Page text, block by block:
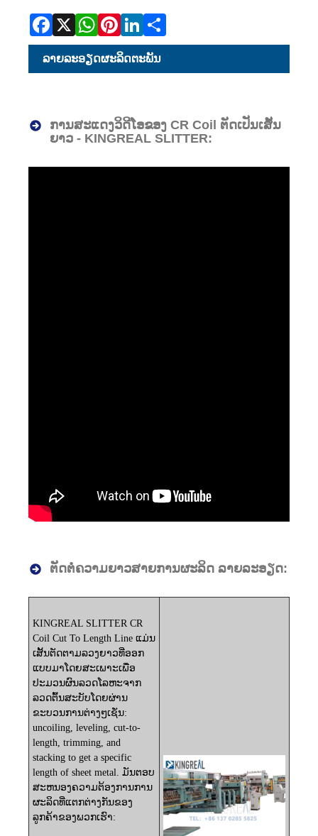
ລາຍ​ລະ​ອຽດ​ຜະ​ລິດ​ຕະ​ພັນ
ການສະແດງວິດີໂອຂອງ CR Coil ຕັດເປັນເສັ້ນ
ຍາວ - KINGREAL SLITTER:
ຕັດຕໍ່ຄວາມຍາວສາຍການຜະລິດ ລາຍລະອຽດ:
KINGREAL SLITTER CR
Coil Cut To Length Line ແມ່ນ
ເສັ້ນຕັດຕາມລວງຍາວທີ່ອອກ
ແບບມາໂດຍສະເພາະເພື່ອ
ປະມວນຜົນລວດໂລຫະຈາກ
ລວດຕົ້ນສະບັບໂດຍຜ່ານ
ຂະບວນການຕ່າງໆເຊັ່ນ:
uncoiling, leveling, cut-to-
length, trimming, and
stacking to get a specific
length of sheet metal. ມັນຕອບ
ສະຫນອງຄວາມຕ້ອງການການ
ຜະລິດທີ່ແຕກຕ່າງກັນຂອງ
ລູກຄ້າຂອງພວກເຮົາ: